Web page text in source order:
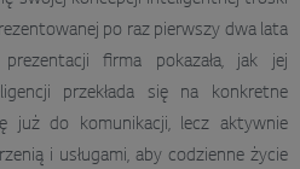
po raz pierwszy dwa lata
firma pokazała, jak jej
przekłada się na konkretne
już do komunikacji, lecz aktywnie
i usługami, aby codzienne życie